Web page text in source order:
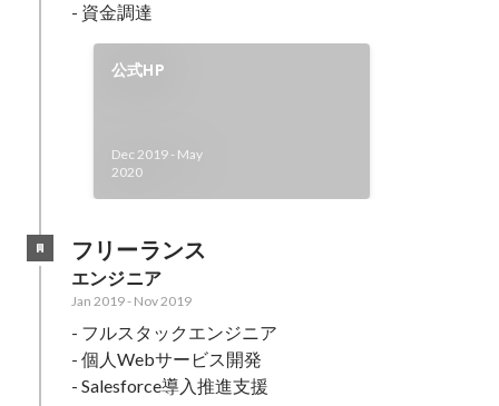
- 資金調達
公式HP
Dec 2019 - May
2020
フリーランス
エンジニア
Jan 2019- Nov 2019
- フルスタックエンジニア
- 個人Webサービス開発
- Salesforce導入推進支援